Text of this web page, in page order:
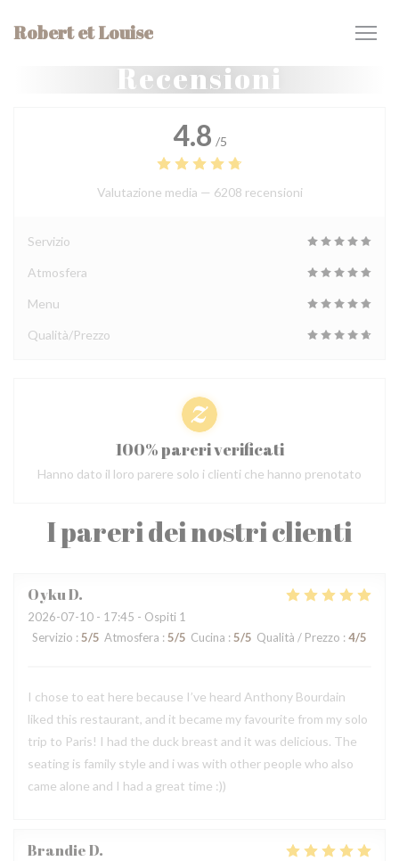
Robert et Louise
Recensioni
I pareri dei nostri clienti
OykuD
2026-07-10 - 17:45 - Ospiti 1
Servizio : 5/5 Atmosfera : 5/5 Cucina : 5/5 Qualità / Prezzo : 4/5
I chose to eat here because I’ve heard Anthony Bourdain
liked this restaurant, and it became my favourite from my solo
trip to Paris! I had the duck breast and it was delicious. The
seating is family style and i was with other people who also
came alone and I had a great time :))
BrandieD
4.8 /5
Valutazione media — 6208 recensioni
Servizio
Atmosfera
Menu
Qualità/Prezzo
100% pareri verificati
Hanno dato il loro parere solo i clienti che hanno prenotato